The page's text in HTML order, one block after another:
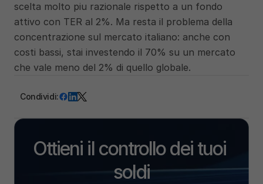
scelta molto piu razionale rispetto a un fondo
attivo con TER al 2%. Ma resta il problema della
concentrazione sul mercato italiano: anche con
costi bassi, stai investendo il 70% su un mercato
che vale meno del 2% di quello globale.
Condividi:
Ottieni il controllo dei tuoi
soldi